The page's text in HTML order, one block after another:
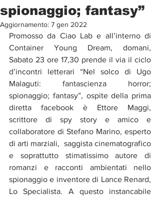
spionaggio; fantasy”
Aggiornamento: 7 gen 2022
Promosso da Ciao Lab e all’interno di
Container Young Dream, domani,
Sabato 23 ore 17,30 prende il via il ciclo
d’incontri letterari “Nel solco di Ugo
Malaguti: fantascienza horror;
spionaggio; fantasy”, ospite della prima
diretta facebook è Ettore Maggi,
scrittore di spy story e amico e
collaboratore di Stefano Marino, esperto
di arti marziali,  saggista cinematografico
e soprattutto stimatissimo autore di
romanzi e racconti ambientati nello
spionaggio e inventore di Lance Renard,
Lo Specialista. A questo instancabile